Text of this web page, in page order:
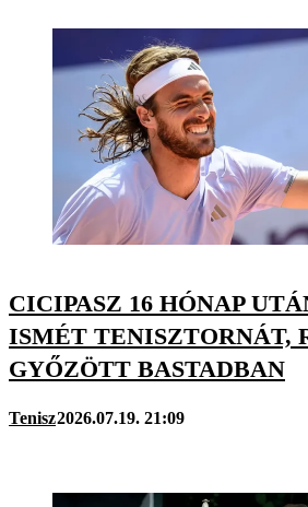
CICIPASZ 16 HÓNAP
ISMÉT TENISZTORNÁT,
GYŐZÖTT BASTADBAN
Tenisz2026.07.19. 21:09